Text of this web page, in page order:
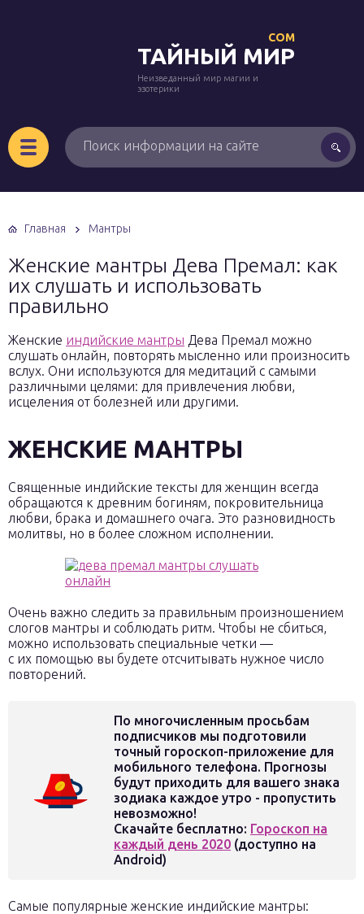
ТАЙНЫЙ МИР
COM
Неизведанный мир магии и
эзотерики
Главная Мантры
Женские мантры Дева Премал: как
их слушать и использовать
правильно
Женские индийские мантры Дева Премал можно
слушать онлайн, повторять мысленно или произносить
вслух. Они используются для медитаций с самыми
различными целями: для привлечения любви,
исцеления от болезней или другими.
ЖЕНСКИЕ МАНТРЫ
Священные индийские тексты для женщин всегда
обращаются к древним богиням, покровительница
любви, брака и домашнего очага. Это разновидность
молитвы, но в более сложном исполнении.
Очень важно следить за правильным произношением
слогов мантры и соблюдать ритм. Чтобы не сбиться,
можно использовать специальные четки —
с их помощью вы будете отсчитывать нужное число
повторений.
По многочисленным просьбам
подписчиков мы подготовили
точный гороскоп-приложение для
мобильного телефона. Прогнозы
будут приходить для вашего знака
зодиака каждое утро - пропустить
невозможно!
Скачайте бесплатно: Гороскоп на
каждый день 2020 (доступно на
Android)
Самые популярные женские индийские мантры: